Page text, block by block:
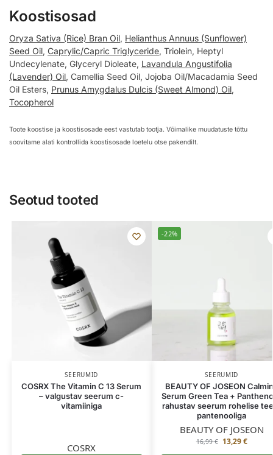
Koostisosad
Oryza Sativa (Rice) Bran Oil, Helianthus Annuus (Sunflower)
Seed Oil, Caprylic/Capric Triglyceride, Triolein, Heptyl
Undecylenate, Glyceryl Dioleate, Lavandula Angustifolia
(Lavender) Oil, Camellia Seed Oil, Jojoba Oil/Macadamia Seed
Oil Esters, Prunus Amygdalus Dulcis (Sweet Almond) Oil,
Tocopherol
Toote koostise ja koostisosade eest vastutab tootja. Võimalike muudatuste tõttu
soovitame alati kontrollida koostisosade loetelu otse pakendilt.
Seotud tooted
SEERUMID
COSRX The Vitamin C 13 Serum
– valgustav seerum c-
vitamiiniga
COSRX
-22%
SEERUMID
BEAUTY OF JOSEON
Serum Green Tea +
rahustav seerum rohelise
pantenooliga
BEAUTY OF JOSEON
16,99€ 13,29€